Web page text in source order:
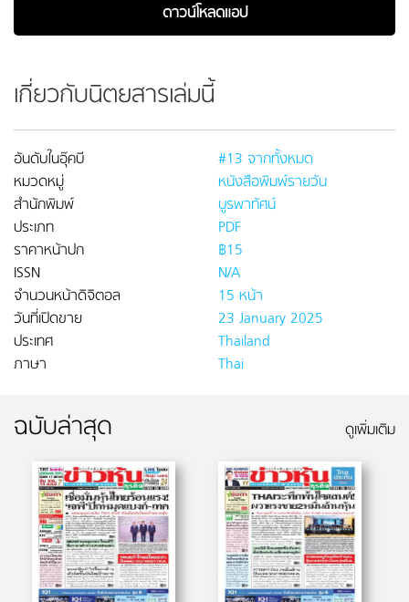
ดาวน์โหลดแอป
เกี่ยวกับนิตยสารเล่มนี้
อันดับในอุ๊คบี
#13 จากทั้งหมด
หมวดหมู่
หนังสือพิมพ์รายวัน
สำนักพิมพ์
บูรพาทัศน์
ประเภท
PDF
ราคาหน้าปก
฿15
ISSN
N/A
จำนวนหน้าดิจิตอล
15 หน้า
วันที่เปิดขาย
23 January 2025
ประเทศ
Thailand
ภาษา
Thai
ฉบับล่าสุด ดูเพิ่มเติม